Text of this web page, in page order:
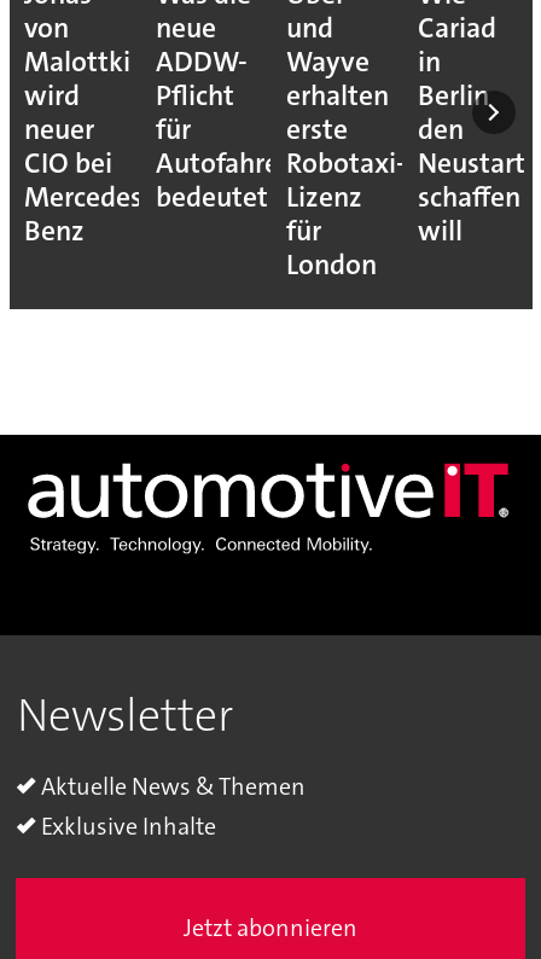
von
Malottki
wird
neuer
CIO bei
Mercedes-
Benz
neue
ADDW-
Pflicht
für
Autofahrer
bedeutet
und
Wayve
erhalten
erste
Robotaxi-
Lizenz
für
London
Cariad
in
Berlin
den
Neustart
schaffen
will
Newsletter
Aktuelle News & Themen
Exklusive Inhalte
Jetzt abonnieren